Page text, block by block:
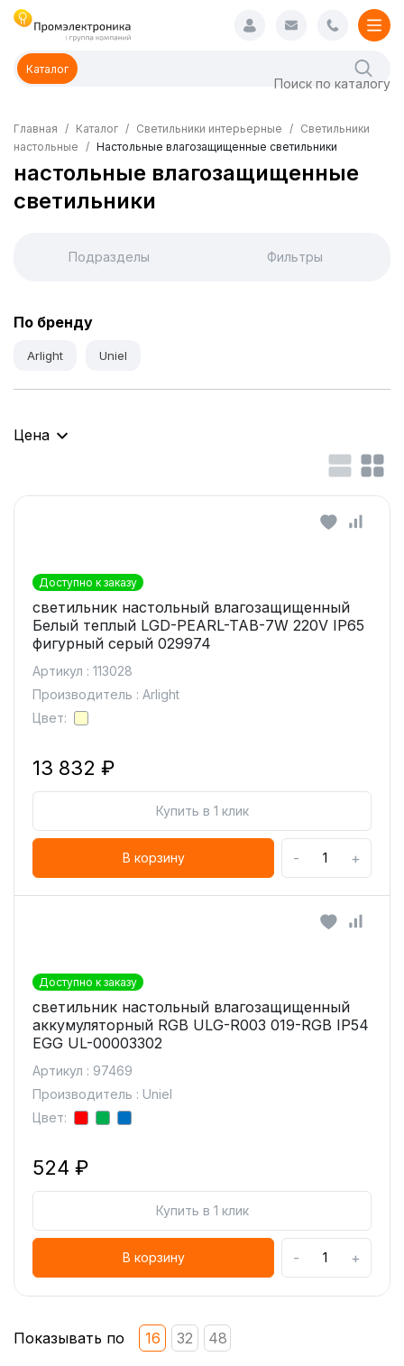
Каталог
Главная Каталог Светильники интерьерные
Светильники
настольные
Настольные влагозащищенные светильники
настольные влагозащищенные
светильники
Подразделы Фильтры
По бренду
Arlight Uniel
Цена
Доступно к заказу
светильник настольный влагозащищенный
Белый теплый LGD-PEARL-TAB-7W 220V IP65
фигурный серый 029974
Артикул : 113028
Производитель : Arlight
Цвет:
13 832 ₽
Купить в 1 клик
В корзину - +
Доступно к заказу
светильник настольный влагозащищенный
аккумуляторный RGB ULG-R003 019-RGB IP54
EGG UL-00003302
Артикул : 97469
Производитель : Uniel
Цвет:
524 ₽
Купить в 1 клик
В корзину - +
Показывать по 16 32 48